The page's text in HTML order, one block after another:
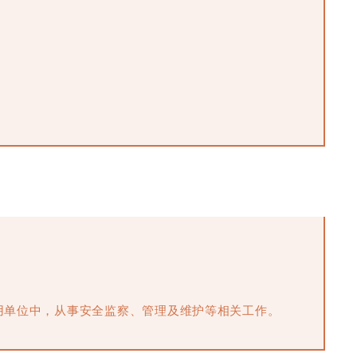
位中，从事安全监察、管理及维护等相关工作。